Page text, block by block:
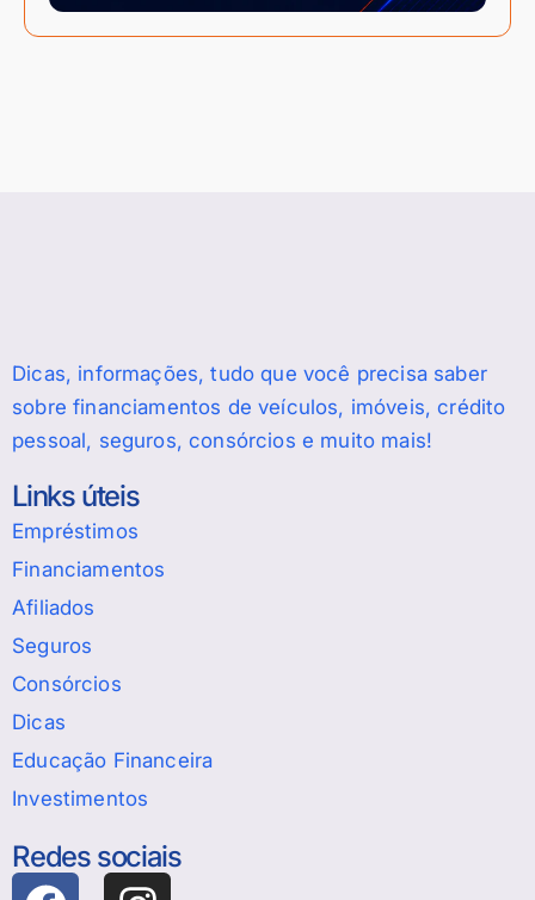
Dicas, informações, tudo que você precisa saber
sobre financiamentos de veículos, imóveis, crédito
pessoal, seguros, consórcios e muito mais!
Links úteis
Empréstimos
Financiamentos
Afiliados
Seguros
Consórcios
Dicas
Educação Financeira
Investimentos
Redes sociais